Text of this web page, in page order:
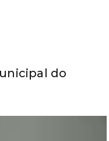
do